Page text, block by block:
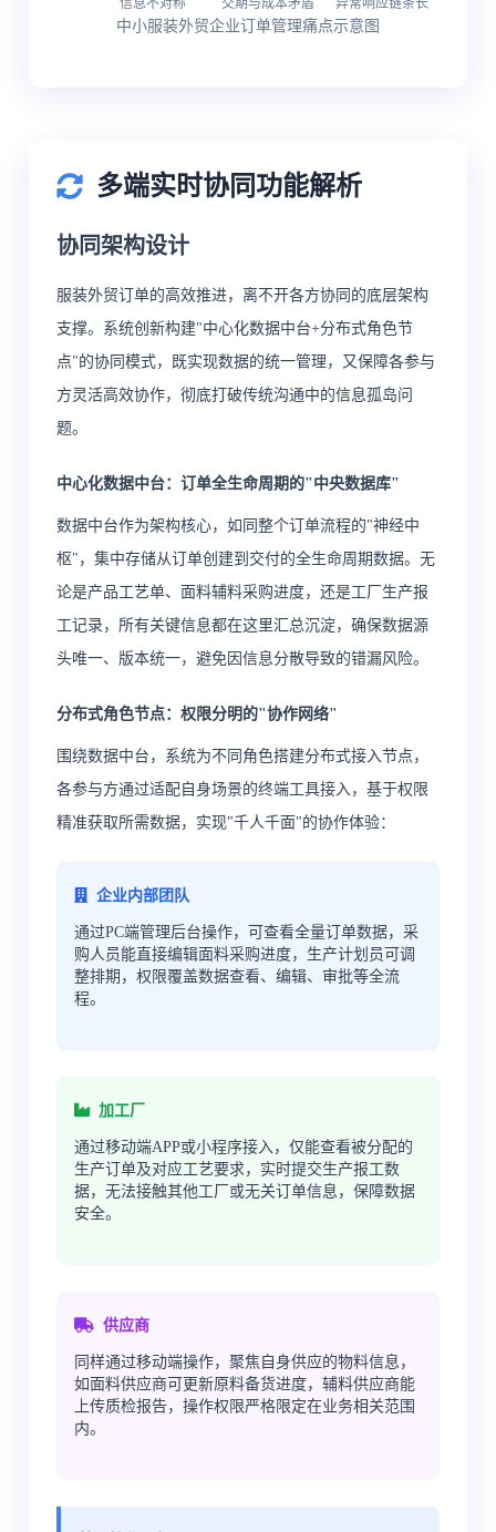
中小服装外贸企业订单管理痛点示意图
多端实时协同功能解析
协同架构设计
服装外贸订单的高效推进，离不开各方协同的底层架构
支撑。系统创新构建"中心化数据中台+分布式角色节
点"的协同模式，既实现数据的统一管理，又保障各参与
方灵活高效协作，彻底打破传统沟通中的信息孤岛问
题。
中心化数据中台：订单全生命周期的"中央数据库"
数据中台作为架构核心，如同整个订单流程的"神经中
枢"，集中存储从订单创建到交付的全生命周期数据。无
论是产品工艺单、面料辅料采购进度，还是工厂生产报
工记录，所有关键信息都在这里汇总沉淀，确保数据源
头唯一、版本统一，避免因信息分散导致的错漏风险。
分布式角色节点：权限分明的"协作网络"
围绕数据中台，系统为不同角色搭建分布式接入节点，
各参与方通过适配自身场景的终端工具接入，基于权限
精准获取所需数据，实现"千人千面"的协作体验：
企业内部团队
通过PC端管理后台操作，可查看全量订单数据，采
购人员能直接编辑面料采购进度，生产计划员可调
整排期，权限覆盖数据查看、编辑、审批等全流
程。
加工厂
通过移动端APP或小程序接入，仅能查看被分配的
生产订单及对应工艺要求，实时提交生产报工数
据，无法接触其他工厂或无关订单信息，保障数据
安全。
供应商
同样通过移动端操作，聚焦自身供应的物料信息，
如面料供应商可更新原料备货进度，辅料供应商能
上传质检报告，操作权限严格限定在业务相关范围
内。